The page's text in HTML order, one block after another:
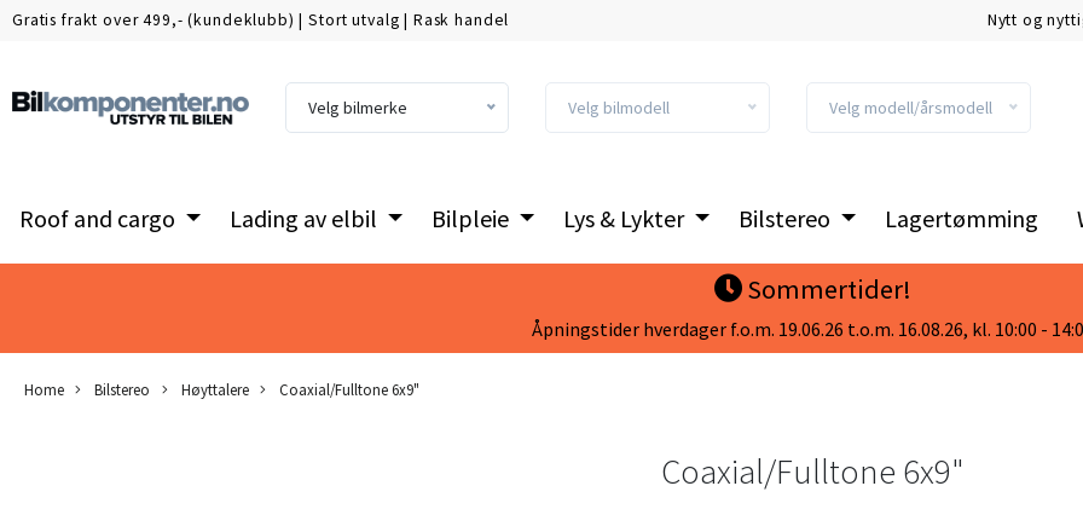
Gratis frakt over 499,- (kundeklubb) |Stort utvalg | Rask handel Nytt og
Velg bilmerke Velg bilmodell Velg modell/årsmodell
Roof and cargo Lading av elbil Bilpleie Lys & Lykter Bilstereo Lagertømming
Sommertider!
Åpningstider hverdager f.o.m. 19.06.26 t.o.m. 16.08.26, kl. 10:00 -
Home Bilstereo Høyttalere Coaxial/Fulltone 6x9"
Coaxial/Fulltone 6x9"